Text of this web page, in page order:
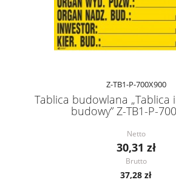
Z-TB1-P-700X900
Tablica budowlana „Tablica
budowy” Z-TB1-P-
Netto
30,31 zł
Brutto
37,28 zł